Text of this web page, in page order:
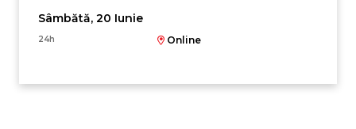
Sâmbătă, 20 Iunie
24h Online